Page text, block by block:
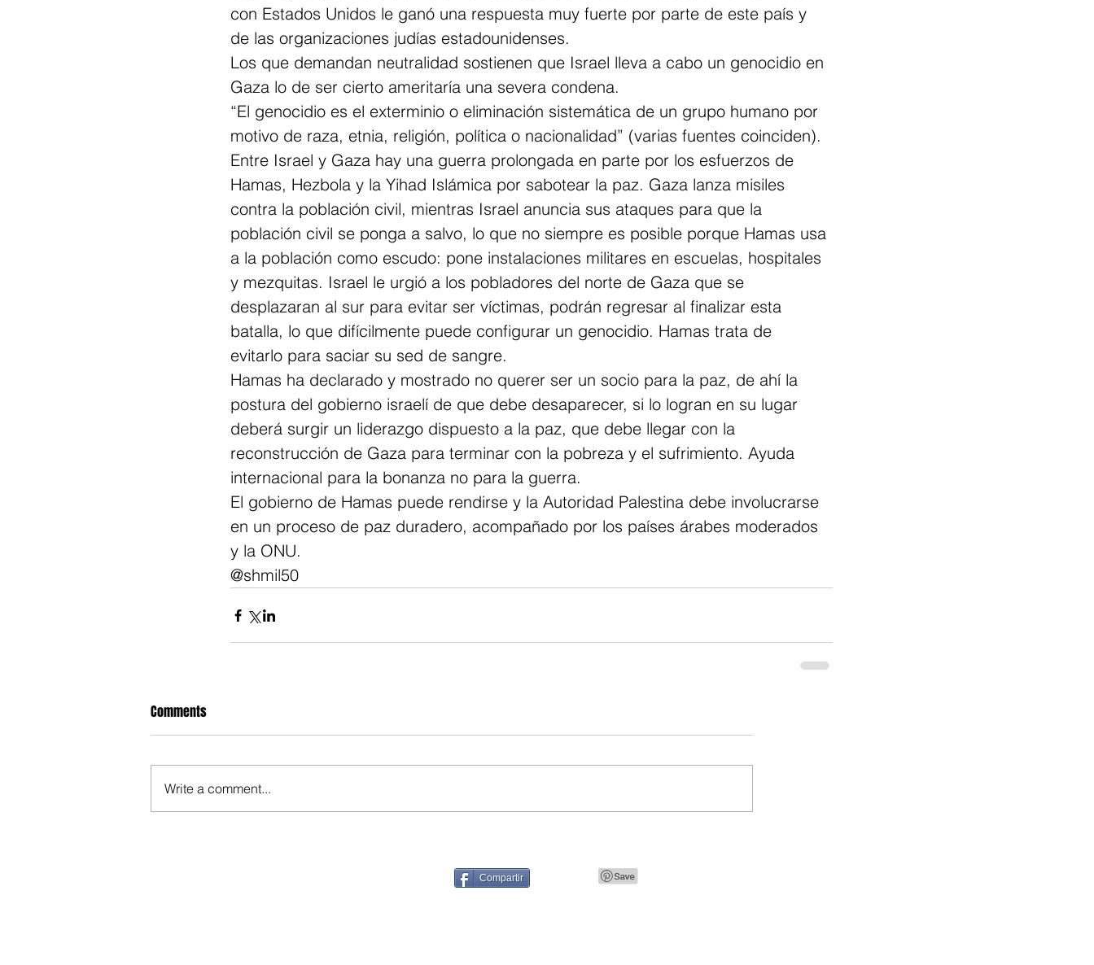
con Estados Unidos le ganó una respuesta muy fuerte por parte de este país y
de las organizaciones judías estadounidenses.
Los que demandan neutralidad sostienen que Israel lleva a cabo un genocidio en
Gaza lo de ser cierto ameritaría una severa condena.
“El genocidio es el exterminio o eliminación sistemática de un grupo humano por
motivo de raza, etnia, religión, política o nacionalidad” (varias fuentes coinciden).
Entre Israel y Gaza hay una guerra prolongada en parte por los esfuerzos de
Hamas, Hezbola y la Yihad Islámica por sabotear la paz. Gaza lanza misiles
contra la población civil, mientras Israel anuncia sus ataques para que la
población civil se ponga a salvo, lo que no siempre es posible porque Hamas usa
a la población como escudo: pone instalaciones militares en escuelas, hospitales
y mezquitas. Israel le urgió a los pobladores del norte de Gaza que se
desplazaran al sur para evitar ser víctimas, podrán regresar al finalizar esta
batalla, lo que difícilmente puede configurar un genocidio. Hamas trata de
evitarlo para saciar su sed de sangre.
Hamas ha declarado y mostrado no querer ser un socio para la paz, de ahí la
postura del gobierno israelí de que debe desaparecer, si lo logran en su lugar
deberá surgir un liderazgo dispuesto a la paz, que debe llegar con la
reconstrucción de Gaza para terminar con la pobreza y el sufrimiento. Ayuda
internacional para la bonanza no para la guerra.
El gobierno de Hamas puede rendirse y la Autoridad Palestina debe involucrarse
en un proceso de paz duradero, acompañado por los países árabes moderados
y la ONU.
@shmil50
Comments
Write a comment...
Compartir